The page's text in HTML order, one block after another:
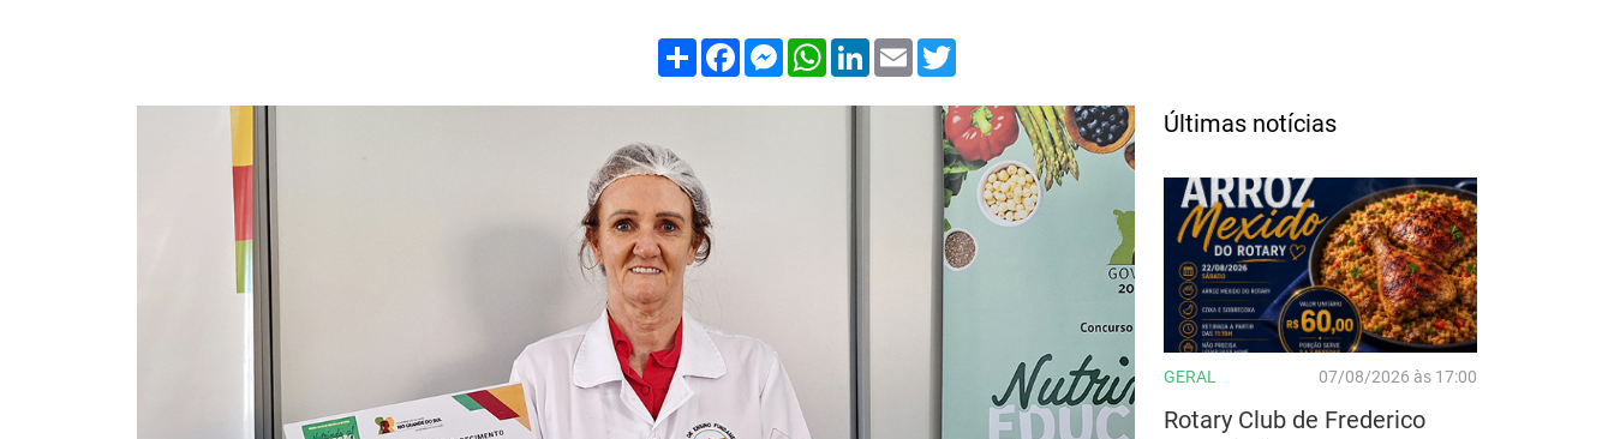
Compartilhar
FacebookMessenger
WhatsApp
LinkedIn
Email
Últimas notícias
GERAL 07/08/2026 às 17:00
Rotary Club de Frederico